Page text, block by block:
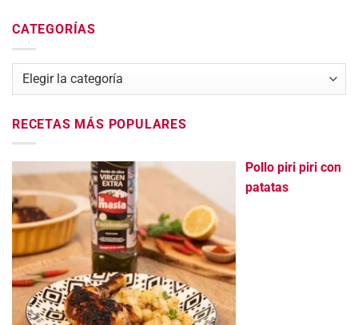
CATEGORÍAS
Categorías
RECETAS MÁS POPULARES
Pollo piri piri con
patatas